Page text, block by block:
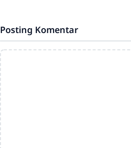
Posting Komentar